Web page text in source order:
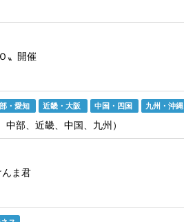
〟開催
・愛知 近畿・大阪 中国・四国 九州・沖縄
部、近畿、中国、九州）
ま君